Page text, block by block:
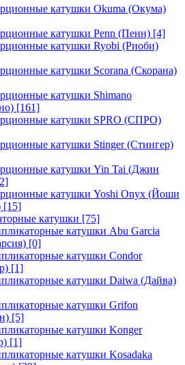
катушки Okuma (Окума)
катушки Penn (Пенн) [4]
катушки Ryobi (Риоби)
катушки Scorana (Скорана)
катушки Shimano
[161]
катушки SPRO (СПРО)
катушки Stinger (Стингер)
катушки Yin Tai (Джин
катушки Yoshi Onyx (Йоши
[15]
катушки [75]
катушки Abu Garcia
[0]
катушки Condor
[1]
катушки Daiwa (Дайва)
катушки Grifon
[5]
катушки Konger
[1]
катушки Kosadaka